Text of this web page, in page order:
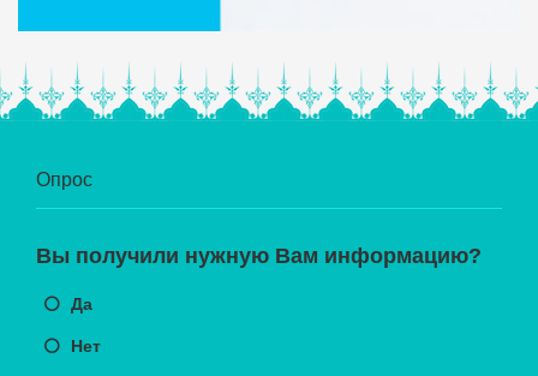
Опрос
Вы получили нужную Вам информацию?
Да
Нет